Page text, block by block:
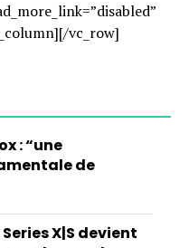
vc_row]
: “une
de
X|S devient